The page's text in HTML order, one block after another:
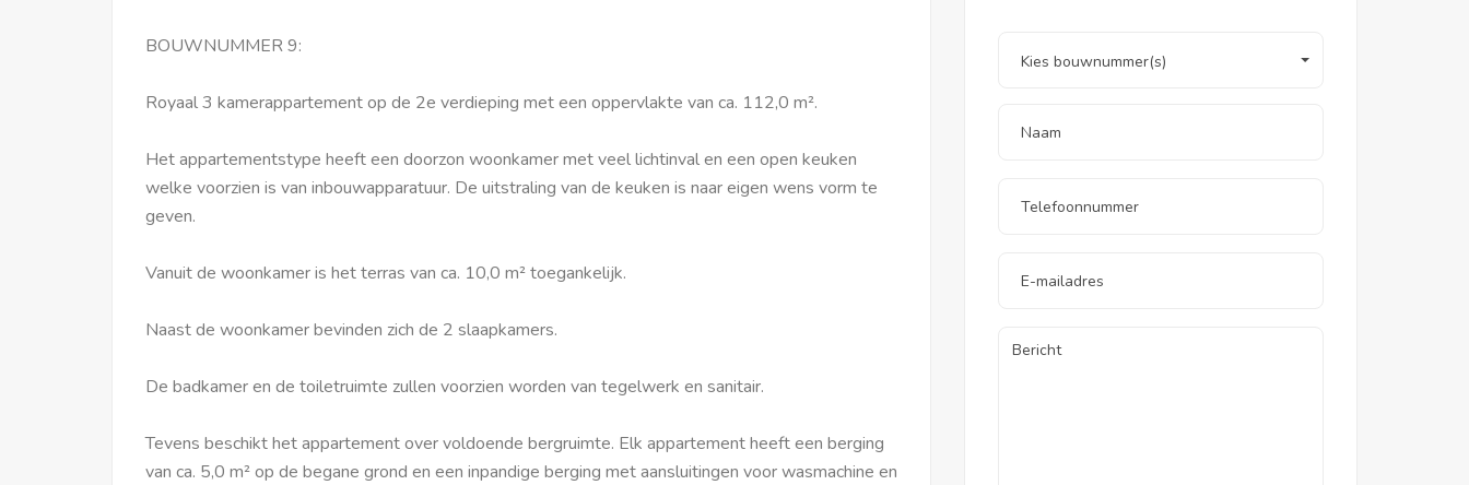
BOUWNUMMER 9:
Royaal 3 kamerappartement op de 2e verdieping met een oppervlakte van ca. 112,0 m².
Het appartementstype heeft een doorzon woonkamer met veel lichtinval en een open keuken
welke voorzien is van inbouwapparatuur. De uitstraling van de keuken is naar eigen wens vorm te
geven.
Vanuit de woonkamer is het terras van ca. 10,0 m² toegankelijk.
Naast de woonkamer bevinden zich de 2 slaapkamers.
De badkamer en de toiletruimte zullen voorzien worden van tegelwerk en sanitair.
Tevens beschikt het appartement over voldoende bergruimte. Elk appartement heeft een berging
van ca. 5,0 m² op de begane grond en een inpandige berging met aansluitingen voor wasmachine en
Kies bouwnummer(s)